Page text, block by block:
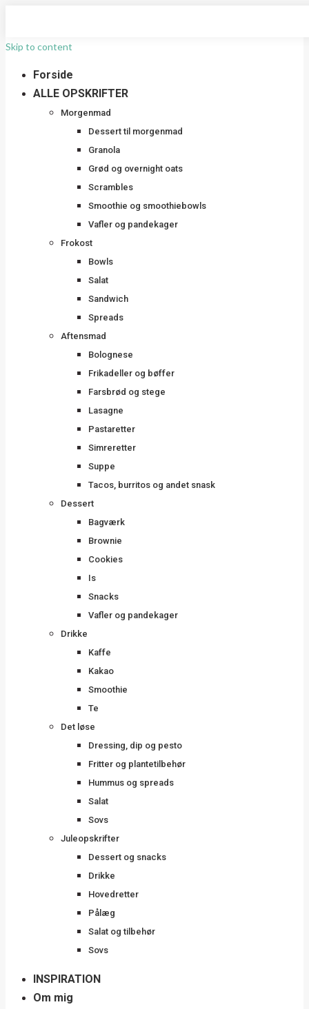
Skip to content
Forside
ALLE OPSKRIFTER
Morgenmad
Dessert til morgenmad
Granola
Grød og overnight oats
Scrambles
Smoothie og smoothiebowls
Vafler og pandekager
Frokost
Bowls
Salat
Sandwich
Spreads
Aftensmad
Bolognese
Frikadeller og bøffer
Farsbrød og stege
Lasagne
Pastaretter
Simreretter
Suppe
Tacos, burritos og andet snask
Dessert
Bagværk
Brownie
Cookies
Is
Snacks
Vafler og pandekager
Drikke
Kaffe
Kakao
Smoothie
Te
Det løse
Dressing, dip og pesto
Fritter og plantetilbehør
Hummus og spreads
Salat
Sovs
Juleopskrifter
Dessert og snacks
Drikke
Hovedretter
Pålæg
Salat og tilbehør
Sovs
INSPIRATION
Om mig